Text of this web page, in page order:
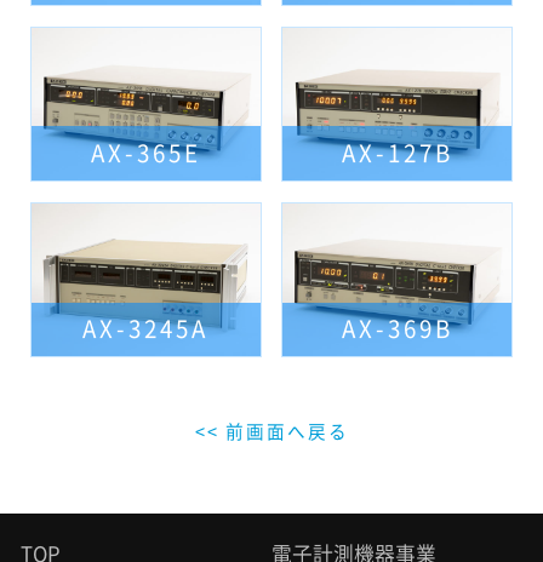
AX-365E AX-127B
AX-3245A AX-369B
<< 前画面へ戻る
TOP 電子計測機器事業